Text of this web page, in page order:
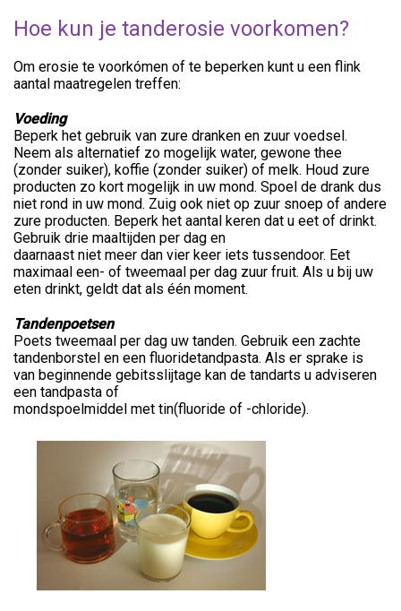
Hoe kun je tanderosie voorkomen?
Om erosie te voorkómen of te beperken kunt u een flink
aantal maatregelen treffen:
Voeding
Beperk het gebruik van zure dranken en zuur voedsel.
Neem als alternatief zo mogelijk water, gewone thee
(zonder suiker), koffie (zonder suiker) of melk. Houd zure
producten zo kort mogelijk in uw mond. Spoel de drank dus
niet rond in uw mond. Zuig ook niet op zuur snoep of andere
zure producten. Beperk het aantal keren dat u eet of drinkt.
Gebruik drie maaltijden per dag en
daarnaast niet meer dan vier keer iets tussendoor. Eet
maximaal een- of tweemaal per dag zuur fruit. Als u bij uw
eten drinkt, geldt dat als één moment.
Tandenpoetsen
Poets tweemaal per dag uw tanden. Gebruik een zachte
tandenborstel en een fluoridetandpasta. Als er sprake is
van beginnende gebitsslijtage kan de tandarts u adviseren
een tandpasta of
mondspoelmiddel met tin(fluoride of -chloride).